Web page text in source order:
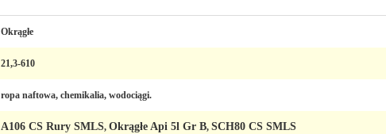
Okrągłe
21,3-610
ropa naftowa, chemikalia, wodociągi.
A106 CS Rury SMLS, Okrągłe Api 5l Gr B, SCH80 CS SMLS